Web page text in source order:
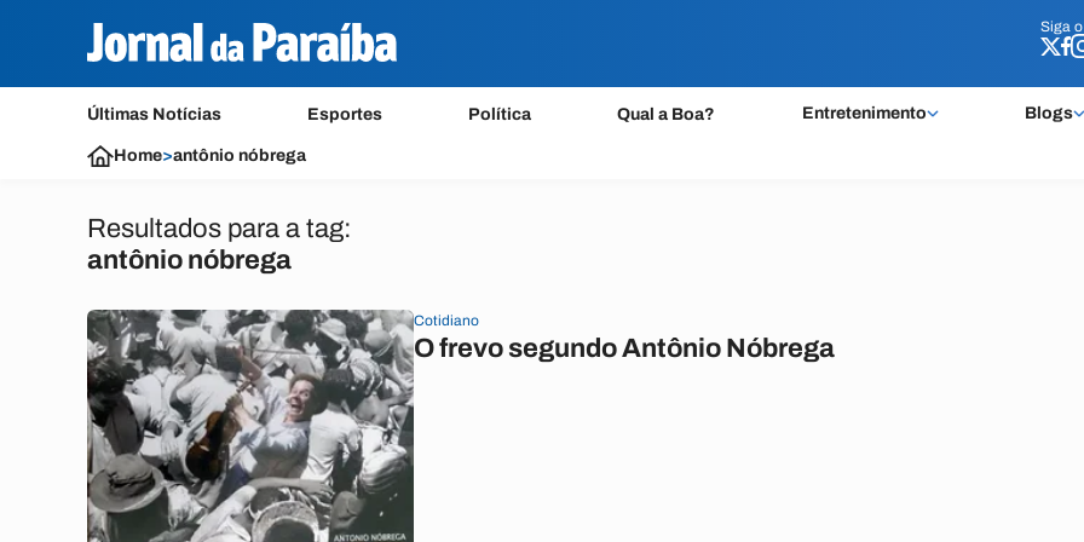
Siga o
Últimas Notícias Esportes Política Qual a Boa? Entretenimento Blogs
Siga o
Home>antônio nóbrega
Resultados para a tag:
antônio nóbrega
Cotidiano
O frevo segundo Antônio Nóbrega